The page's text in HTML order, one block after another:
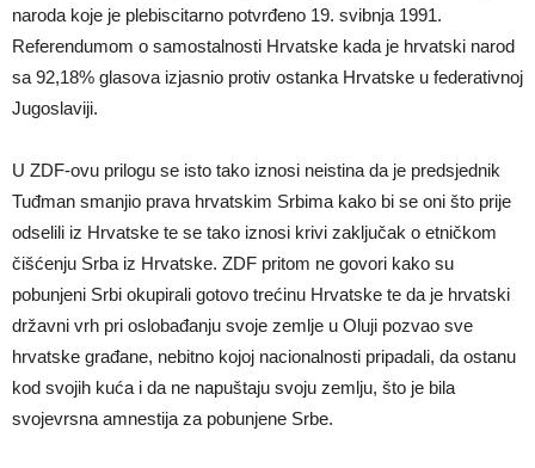
naroda koje je plebiscitarno potvrđeno 19. svibnja 1991.
Referendumom o samostalnosti Hrvatske kada je hrvatski narod
sa 92,18% glasova izjasnio protiv ostanka Hrvatske u federativnoj
Jugoslaviji.
U ZDF-ovu prilogu se isto tako iznosi neistina da je predsjednik
Tuđman smanjio prava hrvatskim Srbima kako bi se oni što prije
odselili iz Hrvatske te se tako iznosi krivi zaključak o etničkom
čišćenju Srba iz Hrvatske. ZDF pritom ne govori kako su
pobunjeni Srbi okupirali gotovo trećinu Hrvatske te da je hrvatski
državni vrh pri oslobađanju svoje zemlje u Oluji pozvao sve
hrvatske građane, nebitno kojoj nacionalnosti pripadali, da ostanu
kod svojih kuća i da ne napuštaju svoju zemlju, što je bila
svojevrsna amnestija za pobunjene Srbe.